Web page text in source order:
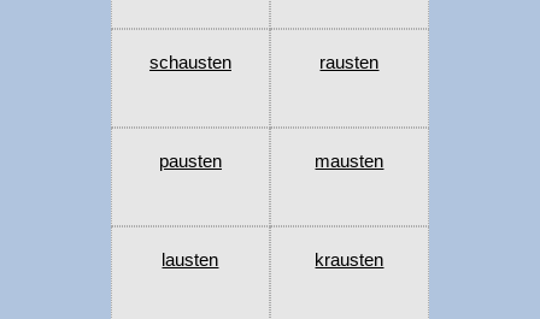
schausten rausten
pausten mausten
lausten krausten